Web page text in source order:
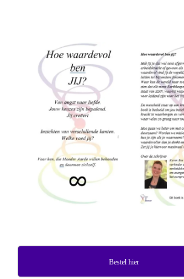
Bestel hier